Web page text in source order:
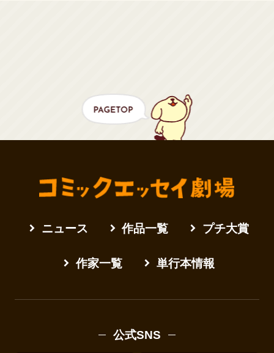
ニュース 作品一覧 プチ大賞
作家一覧 単行本情報
公式SNS